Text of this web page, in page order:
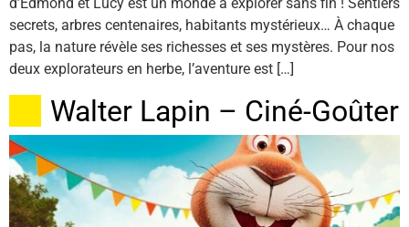
secrets, arbres centenaires, habitants mystérieux… À chaque
pas, la nature révèle ses richesses et ses mystères. Pour nos
deux explorateurs en herbe, l’aventure est […]
Walter Lapin – Ciné-Goûter